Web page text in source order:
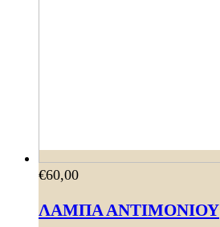
€60,00
ΛΑΜΠΑ ΑΝΤΙΜΟΝΙΟΥ